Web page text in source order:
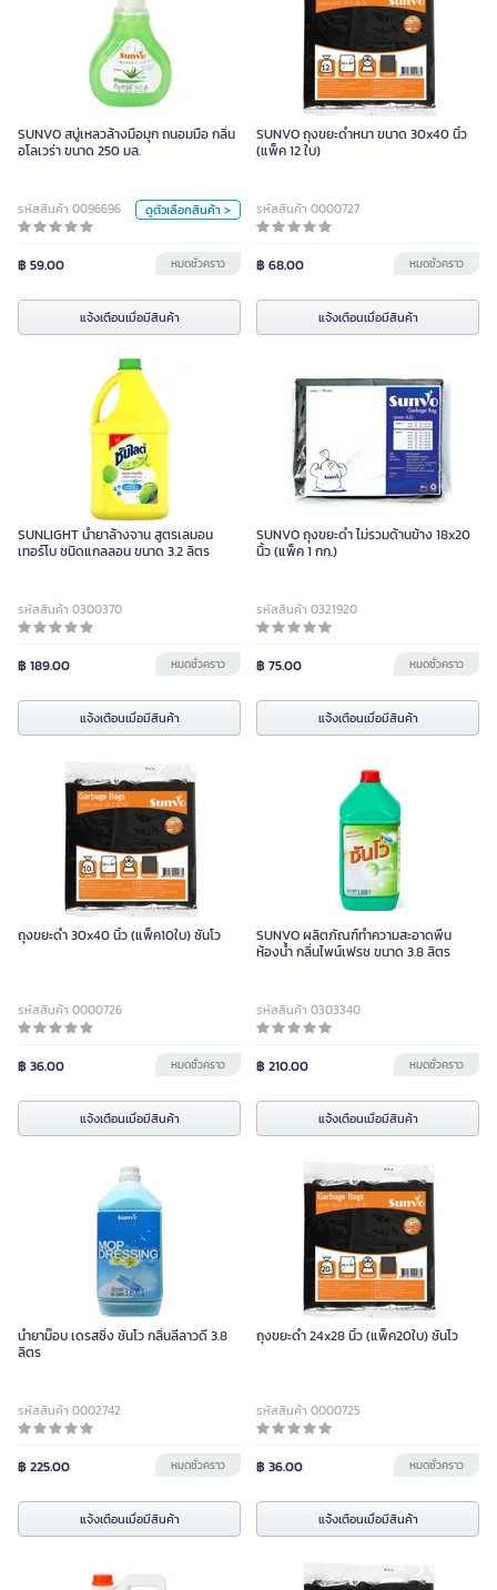
SUNVO สบู่เหลวล้างมือมุก ถนอมมือ กลิ่น
อโลเวร่า ขนาด 250 มล.
รหัสสินค้า 0096696 ดูตัวเลือกสินค้า >
฿ 59.00 หมดชั่วคราว
แจ้งเตือนเมื่อมีสินค้า
SUNVO สบู่เหลวล้างมือมุก ถนอมมือ
กลิ่นอโลเวร่า ขนาด 250 มล.
ขนาด
อโรเวล่า
กัมมี่
แจ้งเตือนเมื่อมีสินค้า
SUNVO ถุงขยะดำหนา ขนาด 30x40 นิ้ว
(แพ็ค 12 ใบ)
รหัสสินค้า 0000727
฿ 68.00 หมดชั่วคราว
แจ้งเตือนเมื่อมีสินค้า
SUNLIGHT น้ำยาล้างจาน สูตรเลมอน
เทอร์โบ ชนิดแกลลอน ขนาด 3.2 ลิตร
รหัสสินค้า 0300370
฿ 189.00 หมดชั่วคราว
แจ้งเตือนเมื่อมีสินค้า
SUNVO ถุงขยะดำ ไม่รวมด้านข้าง 18x20
นิ้ว (แพ็ค 1 กก.)
รหัสสินค้า 0321920
฿ 75.00 หมดชั่วคราว
แจ้งเตือนเมื่อมีสินค้า
ถุงขยะดำ 30x40 นิ้ว (แพ็ค10ใบ) ซันโว
รหัสสินค้า 0000726
฿ 36.00 หมดชั่วคราว
แจ้งเตือนเมื่อมีสินค้า
SUNVO ผลิตภัณฑ์ทำความสะอาดพื้น
ห้องน้ำ กลิ่นไพน์เฟรช ขนาด 3.8 ลิตร
รหัสสินค้า 0303340
฿ 210.00 หมดชั่วคราว
แจ้งเตือนเมื่อมีสินค้า
น้ำยาม๊อบ เดรสซิ่ง ซันโว กลิ่นลีลาวดี 3.8
ลิตร
รหัสสินค้า 0002742
฿ 225.00 หมดชั่วคราว
แจ้งเตือนเมื่อมีสินค้า
ถุงขยะดำ 24x28 นิ้ว (แพ็ค20ใบ) ซันโว
รหัสสินค้า 0000725
฿ 36.00 หมดชั่วคราว
แจ้งเตือนเมื่อมีสินค้า